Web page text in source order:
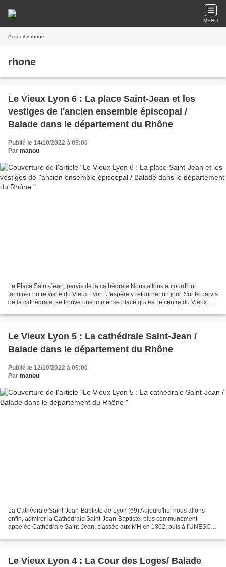
MENU
Accueil » rhone
rhone
Le Vieux Lyon 6 : La place Saint-Jean et les
vestiges de l'ancien ensemble épiscopal /
Balade dans le département du Rhône
Publié le 14/10/2022 à 05:00
Par manou
La Place Saint-Jean, parvis de la cathédrale Nous allons aujourd'hui
terminer notre visite du Vieux Lyon. J'espère y retourner un jour. Sur le parvis
de la cathédrale, se trouve une immense place qui est le centre du Vieux
Le Vieux Lyon 5 : La cathédrale Saint-Jean /
Balade dans le département du Rhône
Publié le 12/10/2022 à 05:00
Par manou
La Cathédrale Saint-Jean-Baptiste de Lyon (69) Aujourd'hui nous allons
enfin, admirer la Cathédrale Saint-Jean-Baptiste, plus communément
appelée Cathédrale Saint-Jean, classée aux MH en 1862, puis à l'UNESCO
Le Vieux Lyon 4 : La Cour des Loges/ Balade